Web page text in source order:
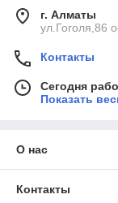
г. Алматы
ул.Гоголя,86
Контакты
Сегодня
Показать
О нас
Контакты